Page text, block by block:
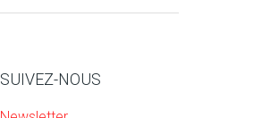
SUIVEZ-NOUS